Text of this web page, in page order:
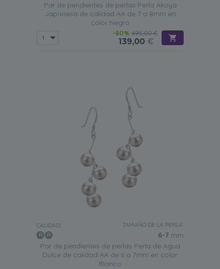
Par de pendientes de perlas Perla Akoya
Japonesa de calidad AA de 7 a 8mm en
color Negro
-80% 695,00 €
139,00 €
CALIDAD: TAMAÑO DE LA PERLA:
6-7 mm
Par de pendientes de perlas Perla de Agua
Dulce de calidad AA de 6 a 7mm en color
Blanco